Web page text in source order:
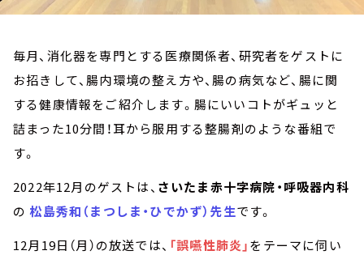
毎月、消化器を専門とする医療関係者、研究者をゲストに
お招きして、腸内環境の整え方や、腸の病気など、腸に関
する健康情報をご紹介します。腸にいいコトがギュッと
詰まった10分間！耳から服用する整腸剤のような番組で
す。
2022年12月のゲストは、 さいたま赤十字病院・呼吸器内科
の松島秀和（まつしま・ひでかず）先生です。
12月19日（月）の放送では、 「誤嚥性肺炎」をテーマに伺い